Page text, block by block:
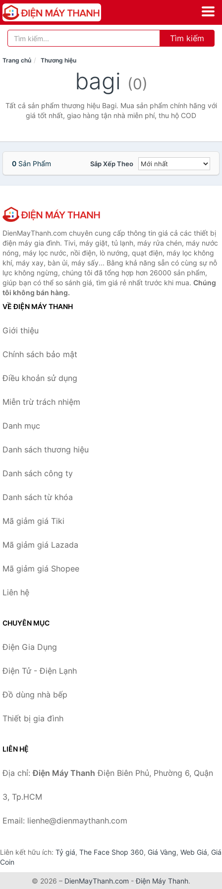
Tìm kiếm
Trang chủ Thương hiệu
bagi (0)
Tất cả sản phẩm thương hiệu Bagi. Mua sản phẩm chính hãng với
giá tốt nhất, giao hàng tận nhà miễn phí, thu hộ COD
0 Sản Phẩm Sắp Xếp Theo
DienMayThanh.com chuyên cung cấp thông tin giá cả các thiết bị
điện máy gia đình. Tivi, máy giặt, tủ lạnh, máy rửa chén, máy nước
nóng, máy lọc nước, nồi điện, lò nướng, quạt điện, máy lọc không
khí, máy xay, bàn ủi, máy sấy... Bằng khả năng sẵn có cùng sự nỗ
lực không ngừng, chúng tôi đã tổng hợp hơn 26000 sản phẩm,
giúp bạn có thể so sánh giá, tìm giá rẻ nhất trước khi mua. Chúng
tôi không bán hàng.
VỀ ĐIỆN MÁY THANH
Giới thiệu
Chính sách bảo mật
Điều khoản sử dụng
Miễn trừ trách nhiệm
Danh mục
Danh sách thương hiệu
Danh sách công ty
Danh sách từ khóa
Mã giảm giá Tiki
Mã giảm giá Lazada
Mã giảm giá Shopee
Liên hệ
CHUYÊN MỤC
Điện Gia Dụng
Điện Tử - Điện Lạnh
Đồ dùng nhà bếp
Thiết bị gia đình
LIÊN HỆ
Địa chỉ:Điện Máy Thanh Điện Biên Phủ, Phường 6, Quận
3, Tp.HCM
Email: lienhe@dienmaythanh.com
Liên kết hữu ích: Tỷ giá, The Face Shop 360, Giá Vàng, Web Giá, Giá
Coin
© 2026 – DienMayThanh.com -Điện Máy Thanh.